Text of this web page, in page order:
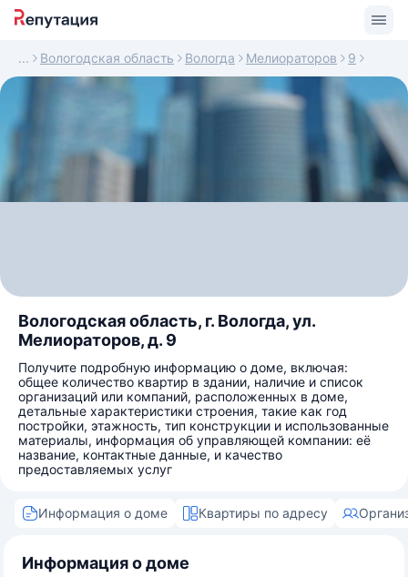
Вологодская область Вологда Мелиораторов 9
Вологодская область, г. Вологда, ул.
Мелиораторов, д. 9
Получите подробную информацию о доме, включая:
общее количество квартир в здании, наличие и список
организаций или компаний, расположенных в доме,
детальные характеристики строения, такие как год
постройки, этажность, тип конструкции и использованные
материалы, информация об управляющей компании: её
название, контактные данные, и качество
предоставляемых услуг
Информация о доме Квартиры по адресу
Информация о доме